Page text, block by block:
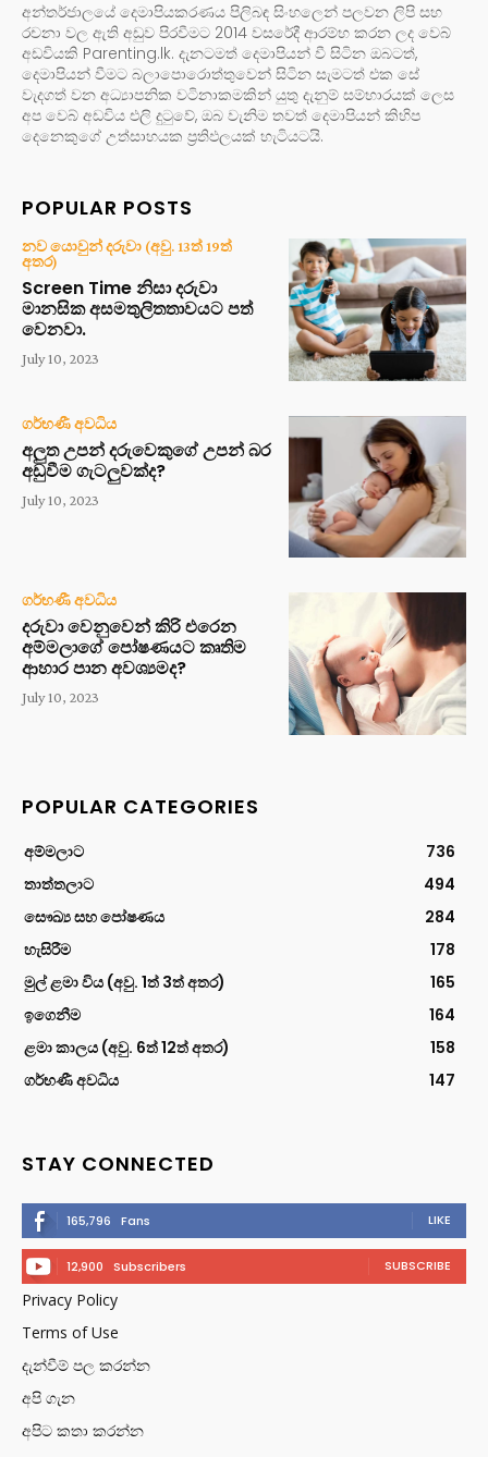
අන්තර්ජාලයේ දෙමාපියකරණය පිලිබඳ සිංහලෙන් පලවන ලිපි සහ
රචනා වල ඇති අඩුව පිරවීමට 2014 වසරේදී ආරම්භ කරන ලද වෙබ්
අඩවියකි Parenting.lk. දැනටමත් දෙමාපියන් වී සිටින ඔබටත්,
දෙමාපියන් වීමට බලාපොරොත්තුවෙන් සිටින සැමටත් එක සේ
වැදගත් වන අධ්‍යාපනික වටිනාකමකින් යුතු දැනුම් සම්භාරයක් ලෙස
අප වෙබ් අඩවිය එලි දුටුවේ, ඔබ වැනිම තවත් දෙමාපියන් කිහිප
දෙනෙකුගේ උත්සාහයක ප්‍රතිඵලයක් හැටියටයි.
POPULAR POSTS
නව යොවුන් දරුවා (අවු. 13ත් 19ත්
අතර)
Screen Time නිසා දරුවා
මානසික අසමතුලිතතාවයට පත්
වෙනවා.
July 10, 2023
ගර්භණී අවධිය
අලුත උපන් දරුවෙකුගේ උපන් බර
අඩුවීම ගැටලුවක්ද?
July 10, 2023
ගර්භණී අවධිය
දරුවා වෙනුවෙන් කිරි එරෙන
අම්මලාගේ පෝෂණයට කෘතිම
ආහාර පාන අවශ්‍යමද?
July 10, 2023
POPULAR CATEGORIES
අම්මලාට
736
තාත්තලාට
494
සෞඛ්‍ය සහ පෝෂණය
284
හැසිරීම
178
මුල් ළමා විය (අවු. 1ත් 3ත් අතර)
165
ඉගෙනීම
164
ළමා කාලය (අවු. 6ත් 12ත් අතර)
158
ගර්භණී අවධිය
147
STAY CONNECTED
165,796 Fans LIKE
12,900 Subscribers SUBSCRIBE
Privacy Policy
Terms of Use
දැන්වීම් පල කරන්න
අපි ගැන
අපිට කතා කරන්න